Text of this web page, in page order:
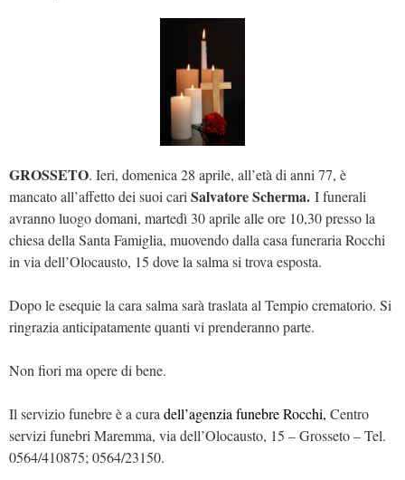
GROSSETO. Ieri, domenica 28 aprile, all’età di anni 77, è
mancato all’affetto dei suoi cariSalvatore Scherma. I funerali
avranno luogo domani, martedì 30 aprile alle ore 10,30 presso la
chiesa della Santa Famiglia, muovendo dalla casa funeraria Rocchi
in via dell’Olocausto, 15 dove la salma si trova esposta.
Dopo le esequie la cara salma sarà traslata al Tempio crematorio. Si
ringrazia anticipatamente quanti vi prenderanno parte.
Non fiori ma opere di bene.
Il servizio funebre è a curadell’agenzia funebre Rocchi, Centro
servizi funebri Maremma, via dell’Olocausto, 15 – Grosseto – Tel.
0564/410875; 0564/23150.